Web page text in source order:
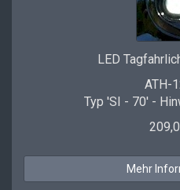
LED
ATH-
Typ 'SI - 70' -
Mehr